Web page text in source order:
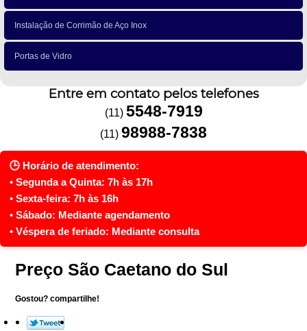
Instalação de Corrimão de Aço Inox
Portas de Vidro
Entre em contato pelos telefones
(11) 5548-7919
(11) 98988-7838
Preço São Caetano do Sul
Gostou? compartilhe!